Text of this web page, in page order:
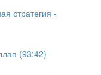
стратегия -
(93:42)